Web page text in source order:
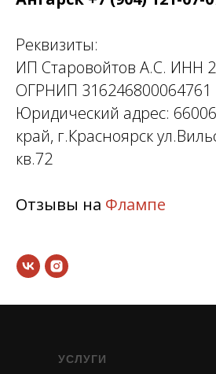
Реквизиты:
ИП Старовойтов А.С. ИНН
ОГРНИП 316246800064761
Юридический адрес:
край, г.Красноярск
кв.72
Отзывы на Флампе
УСЛУГИ